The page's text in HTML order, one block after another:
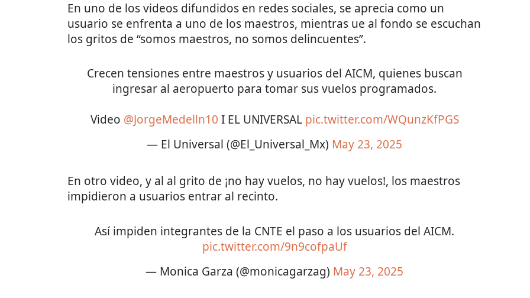
En uno de los videos difundidos en redes sociales, se aprecia como un
usuario se enfrenta a uno de los maestros, mientras ue al fondo se escuchan
los gritos de “somos maestros, no somos delincuentes”.
Crecen tensiones entre maestros y usuarios del AICM, quienes buscan
ingresar al aeropuerto para tomar sus vuelos programados.
Video @JorgeMedelln10 I EL UNIVERSAL pic.twitter.com/WQunzKfPGS
— El Universal (@El_Universal_Mx) May 23, 2025
En otro video, y al al grito de ¡no hay vuelos, no hay vuelos!, los maestros
impidieron a usuarios entrar al recinto.
Así impiden integrantes de la CNTE el paso a los usuarios del AICM.
pic.twitter.com/9n9cofpaUf
— Monica Garza (@monicagarzag) May 23, 2025